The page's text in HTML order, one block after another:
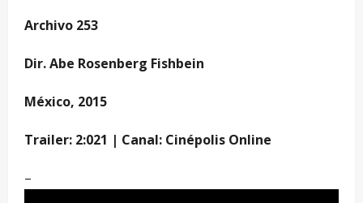
Archivo 253
Dir. Abe Rosenberg Fishbein
México, 2015
Trailer: 2:021 | Canal: Cinépolis Online
–